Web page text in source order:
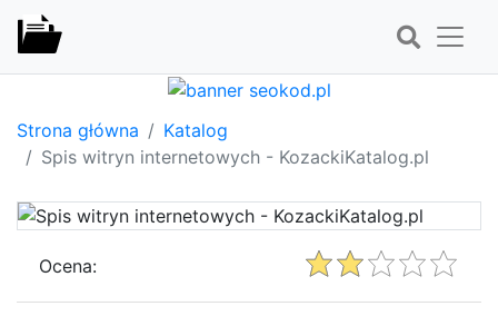
Strona główna
Katalog
Spis witryn internetowych - KozackiKatalog.pl
Ocena: